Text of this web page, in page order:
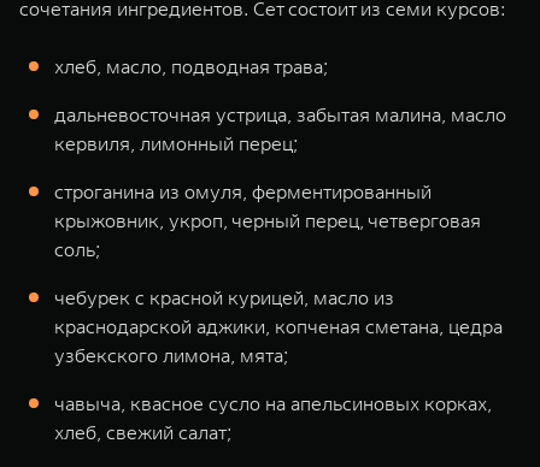
сочетания ингредиентов. Сет состоит из семи курсов:
хлеб, масло, подводная трава;
дальневосточная устрица, забытая малина, масло
кервиля, лимонный перец;
строганина из омуля, ферментированный
крыжовник, укроп, черный перец, четверговая
соль;
чебурек с красной курицей, масло из
краснодарской аджики, копченая сметана, цедра
узбекского лимона, мята;
чавыча, квасное сусло на апельсиновых корках,
хлеб, свежий салат;